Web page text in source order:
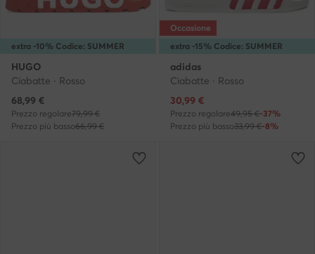
extra -10% Codice: SUMMER
HUGO
Ciabatte · Rosso
Prezzo attuale
68,99 €
Prezzo regolare79,99 €
Prezzo più basso66,99 €
extra -15% Codice: SUMMER
Occasione
adidas
Ciabatte · Rosso
Prezzo attuale
30,99 €
Prezzo regolare49,95 €-37%
Prezzo più basso33,99 €-8%